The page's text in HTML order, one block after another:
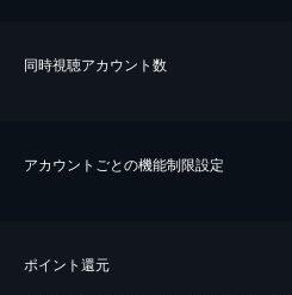
同時視聴アカウント数
アカウントごとの機能制限設定
ポイント還元